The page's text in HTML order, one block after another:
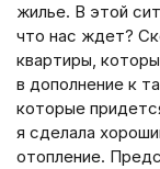
жилье. В этой
что нас ждет?
квартиры,
в дополнение к
которые
я сделала
отопление.